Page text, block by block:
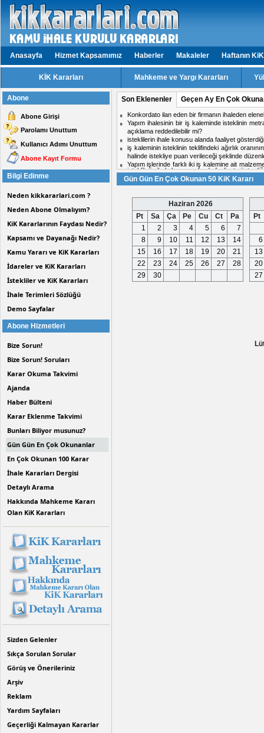
Anasayfa Hizmet Kapsamımız Haberler Makaleler Haftanın
KİK Kararları Mahkeme ve Yargı Kararları
Abone
Abone Girişi
Parolamı Unuttum
Kullanıcı Adımı Unuttum
Abone Kayıt Formu
Bilgi Edinme
Neden kikkararlari.com ?
Neden Abone Olmalıyım?
KiK Kararlarının Faydası Nedir?
Kapsamı ve Dayanağı Nedir?
Kamu Yararı ve KiK Kararları
İdareler ve KiK Kararları
İstekliler ve KiK Kararları
İhale Terimleri Sözlüğü
Demo Sayfalar
Abone Hizmetleri
Bize Sorun!
Bize Sorun! Soruları
Karar Okuma Takvimi
Ajanda
Haber Bülteni
Karar Eklenme Takvimi
Bunları Biliyor musunuz?
Gün Gün En Çok Okunanlar
En Çok Okunan 100 Karar
İhale Kararları Dergisi
Detaylı Arama
Hakkında Mahkeme Kararı
Olan KiK Kararları
Sizden Gelenler
Sıkça Sorulan Sorular
Görüş ve Önerileriniz
Arşiv
Reklam
Yardım Sayfaları
Geçerliği Kalmayan Kararlar
Son Eklenenler Geçen Ay En Çok
Konkordato ilan eden bir firmanın ihaleden
Yapım ihalesinin bir iş kaleminde isteklinin
açıklama reddedilebilir mi?
isteklilerin ihale konusu alanda faaliyet
iş kaleminin isteklinin teklifindeki ağırlık
halinde istekliye puan verileceği şeklinde
Yapım işlerinde farklı iki iş kalemine ait
bir iş kaleminin malzeme ve işçilik birim
isteklilerin faaliyet alanlarına hangi internet
isteklilerin ihale konusu alanda faaliyet
Aynı ihalede iki firmadan birinin doküman
midir?
ihale komisyon kararı için karşı oy kullanan
Personel taşıma ihalesinde, kesin teminat
Konkordato ilan eden bir firmanın ihaleden
Gün Gün En Çok Okunan 50 KiK Kararı
Haziran 2026
Pt
Sa Ça Pe Cu Ct
Pa
1
2 3 4 5 6
7
8
9 10 11 12 13
14
15
16 17 18 19 20
21
22
23 24 25 26 27
28
29
30
Pt
6
13
20
27